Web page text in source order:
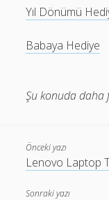
Yıl Dönümü
Babaya Hediye
Şu konuda daha
Önceki yazı
Lenovo Laptop
Sonraki yazı